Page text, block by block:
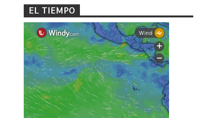
EL TIEMPO